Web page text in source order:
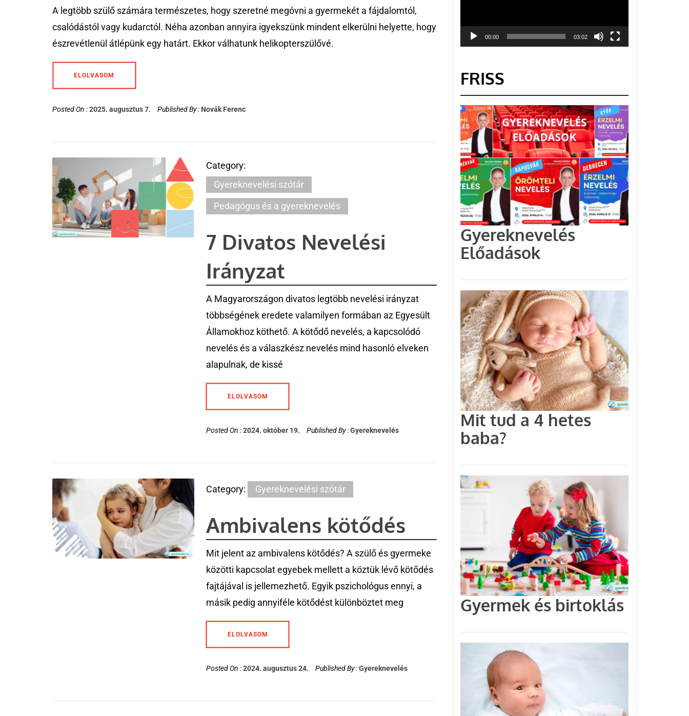
A legtöbb szülő számára természetes, hogy szeretné megóvni a gyermekét a fájdalomtól,
csalódástól vagy kudarctól. Néha azonban annyira igyekszünk mindent elkerülni helyette, hogy
észrevétlenül átlépünk egy határt. Ekkor válhatunk helikopterszülővé.
ELOLVASOM
Posted On :2025. augusztus 7. Published By : Novák Ferenc
Category:
Gyereknevelési szótár
Pedagógus és a gyereknevelés
7 Divatos Nevelési
Irányzat
A Magyarországon divatos legtöbb nevelési irányzat
többségének eredete valamilyen formában az Egyesült
Államokhoz köthető. A kötődő nevelés, a kapcsolódó
nevelés és a válaszkész nevelés mind hasonló elveken
alapulnak, de kissé
ELOLVASOM
Posted On :2024. október 19. Published By :Gyereknevelés
Category: Gyereknevelési szótár
Ambivalens kötődés
Mit jelent az ambivalens kötődés? A szülő és gyermeke
közötti kapcsolat egyebek mellett a köztük lévő kötődés
fajtájával is jellemezhető. Egyik pszichológus ennyi, a
másik pedig annyiféle kötődést különböztet meg
ELOLVASOM
Posted On :2024. augusztus 24. Published By :Gyereknevelés
00:00 03:02
FRISS
Gyereknevelés
Előadások
Mit tud a 4 hetes
baba?
Gyermek és birtoklás